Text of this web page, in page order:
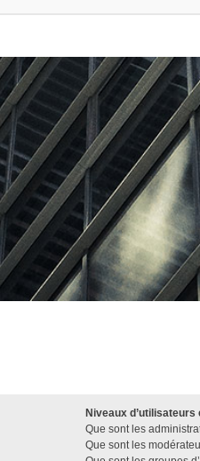
Niveaux d’utilisateurs
Que sont les
Que sont les